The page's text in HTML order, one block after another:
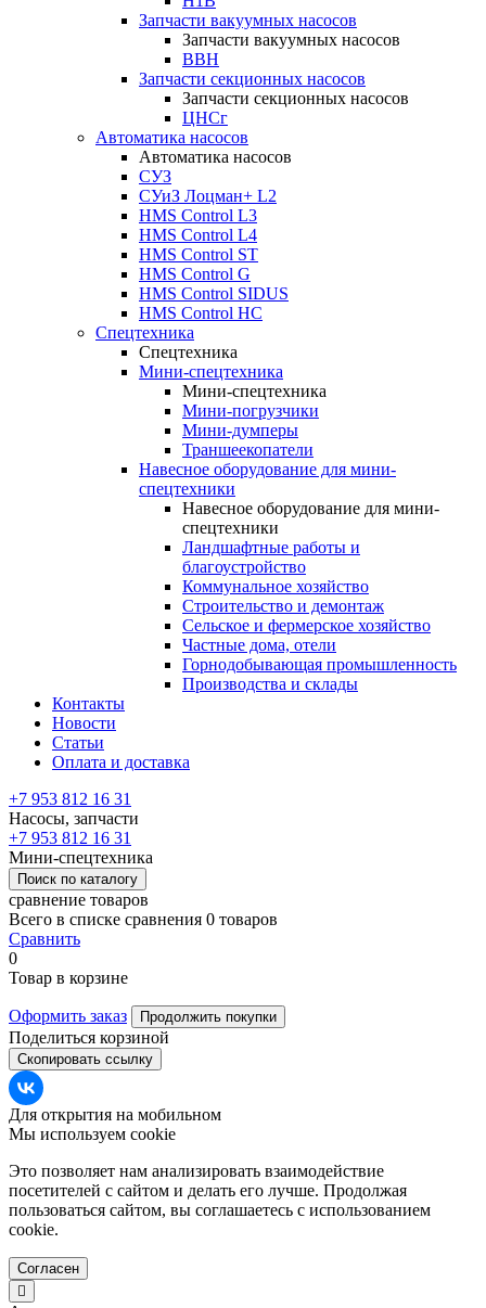
Запчасти вакуумных насосов
Запчасти вакуумных насосов
ВВН
Запчасти секционных насосов
Запчасти секционных насосов
ЦНСг
Автоматика насосов
Автоматика насосов
СУЗ
СУиЗ Лоцман+ L2
HMS Control L3
HMS Control L4
HMS Control ST
HMS Control G
HMS Control SIDUS
HMS Control HC
Спецтехника
Спецтехника
Мини-спецтехника
Мини-спецтехника
Мини-погрузчики
Мини-думперы
Траншеекопатели
Навесное оборудование для мини-
спецтехники
Навесное оборудование для мини-
спецтехники
Ландшафтные работы и
благоустройство
Коммунальное хозяйство
Строительство и демонтаж
Сельское и фермерское хозяйство
Частные дома, отели
Горнодобывающая промышленность
Производства и склады
Контакты
Новости
Статьи
Оплата и доставка
+7 953 812 16 31
Насосы, запчасти
+7 953 812 16 31
Мини-спецтехника
Поиск по каталогу
сравнение товаров
Всего в списке сравнения 0 товаров
Сравнить
0
Товар в корзине
Оформить заказ Продолжить покупки
Поделиться корзиной
Скопировать ссылку
Для открытия на мобильном
Мы используем cookie
Это позволяет нам анализировать взаимодействие
посетителей с сайтом и делать его лучше. Продолжая
пользоваться сайтом, вы соглашаетесь с использованием
cookie.
Согласен